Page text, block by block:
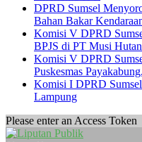
DPRD Sumsel
Bahan Bakar
Komisi V DPRD
BPJS di PT Musi Hutan
Komisi V DPRD
Puskesmas
Komisi I DPRD
Lampung
Please enter an Access Token